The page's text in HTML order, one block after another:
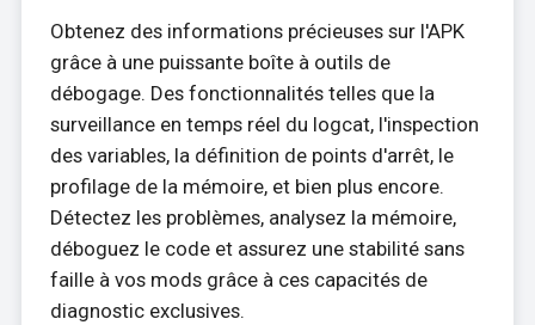
Obtenez des informations précieuses sur l'APK
grâce à une puissante boîte à outils de
débogage. Des fonctionnalités telles que la
surveillance en temps réel du logcat, l'inspection
des variables, la définition de points d'arrêt, le
profilage de la mémoire, et bien plus encore.
Détectez les problèmes, analysez la mémoire,
déboguez le code et assurez une stabilité sans
faille à vos mods grâce à ces capacités de
diagnostic exclusives.